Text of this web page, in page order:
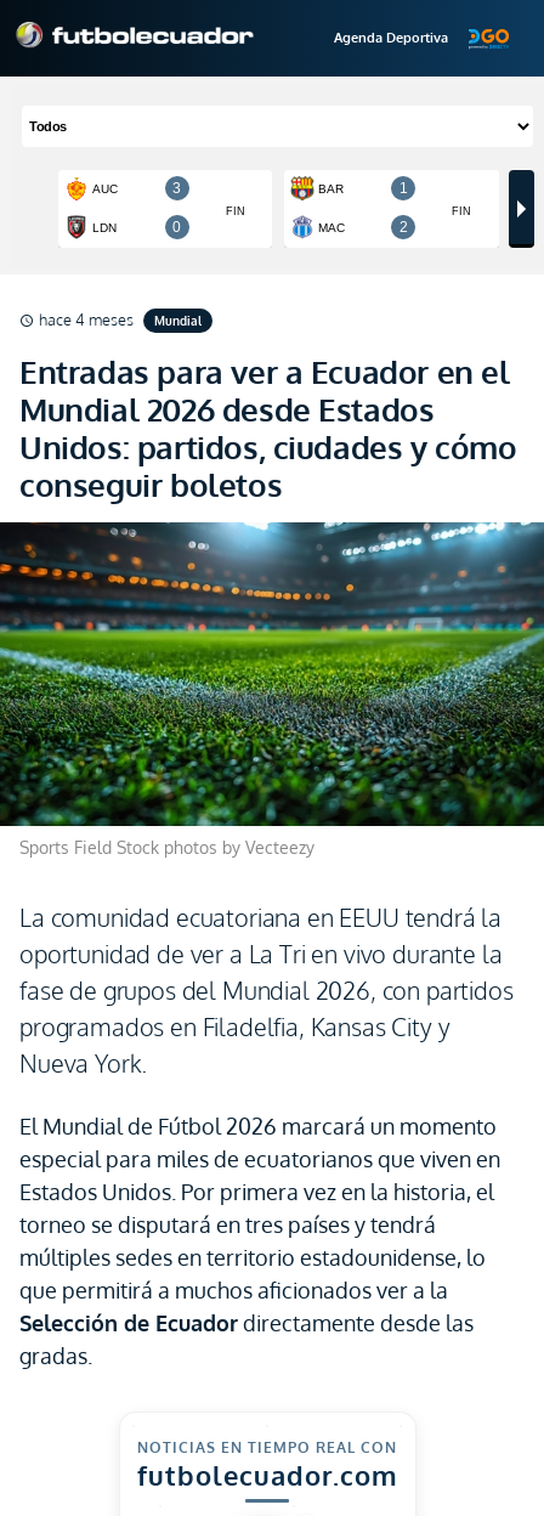
Agenda Deportiva
schedule hace 4 meses Mundial
Entradas para ver a Ecuador en el
Mundial 2026 desde Estados
Unidos: partidos, ciudades y cómo
conseguir boletos
Sports Field Stock photos by Vecteezy
La comunidad ecuatoriana en EEUU tendrá la
oportunidad de ver a La Tri en vivo durante la
fase de grupos del Mundial 2026, con partidos
programados en Filadelfia, Kansas City y
Nueva York.
El Mundial de Fútbol 2026 marcará un momento
especial para miles de ecuatorianos que viven en
Estados Unidos. Por primera vez en la historia, el
torneo se disputará en tres países y tendrá
múltiples sedes en territorio estadounidense, lo
que permitirá a muchos aficionados ver a la
Selección de Ecuadordirectamente desde las
gradas.
NOTICIAS EN TIEMPO REAL CON
futbolecuador.com